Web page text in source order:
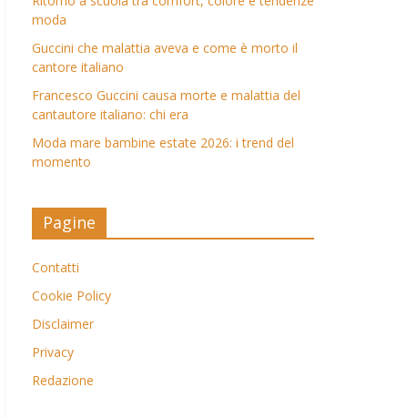
moda
Guccini che malattia aveva e come è morto il
cantore italiano
Francesco Guccini causa morte e malattia del
cantautore italiano: chi era
Moda mare bambine estate 2026: i trend del
momento
Pagine
Contatti
Cookie Policy
Disclaimer
Privacy
Redazione